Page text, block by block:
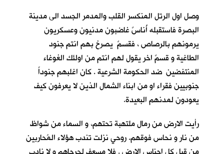
وصل اول الرتل المنكسر القلب والمدمر الجسد الى مدينة
البصرة فاستقبله أُناسٌ غاضبون مدنيون وعسكريون
يرمونهم بالرصاص ، فقسمٌ يصرخ بهم انتم جنود
الطاغية و قسمٌ اخر يقول لهم انتم من اولئك الغوغاء
المنتفضين ضد الحكومة الشرعية . كان اغلبهم جنوداً
جنوبيين فقراء او من ابناء الشمال الذين لا يعرفون كيف
يعودون لمدنهم البعيدة.
رأيت الارض من رمال ملتهبة تحتهم، و السماء من شواظ
من نار و نحاس فوقهم. روحي نزلت تندب هؤلاء المُحاربين